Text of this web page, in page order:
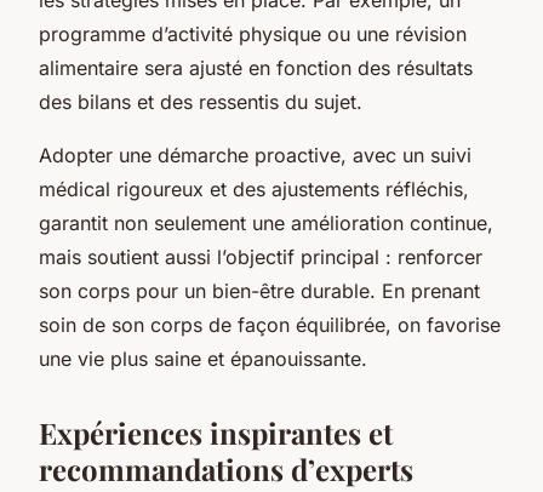
programme d’activité physique ou une révision
alimentaire sera ajusté en fonction des résultats
des bilans et des ressentis du sujet.
Adopter une démarche proactive, avec un suivi
médical rigoureux et des ajustements réfléchis,
garantit non seulement une amélioration continue,
mais soutient aussi l’objectif principal : renforcer
son corps pour un bien-être durable. En prenant
soin de son corps de façon équilibrée, on favorise
une vie plus saine et épanouissante.
Expériences inspirantes et
recommandations d’experts